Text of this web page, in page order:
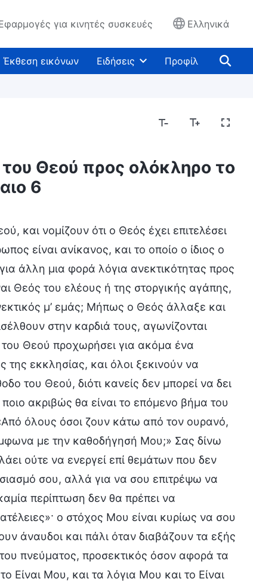
για κινητές συσκευές Ελληνικά
Έκθεση εικόνων Ειδήσεις Προφίλ
Θεού προς ολόκληρο το
6
και νομίζουν ότι ο Θεός έχει επιτελέσει
είναι ανίκανος, και το οποίο ο ίδιος ο
άλλη μια φορά λόγια ανεκτικότητας προς
Θεός του ελέους ή της στοργικής αγάπης,
μ’ εμάς; Μήπως ο Θεός άλλαξε και
στην καρδιά τους, αγωνίζονται
του Θεού προχωρήσει για ακόμα ένα
της εκκλησίας, και όλοι ξεκινούν να
του Θεού, διότι κανείς δεν μπορεί να δει
ακριβώς θα είναι το επόμενο βήμα του
όλους όσοι ζουν κάτω από τον ουρανό,
με την καθοδήγησή Μου;» Σας δίνω
ούτε να ενεργεί επί θεμάτων που δεν
σου, αλλά για να σου επιτρέψω να
περίπτωση δεν θα πρέπει να
ο στόχος Μου είναι κυρίως να σου
άναυδοι και πάλι όταν διαβάζουν τα εξής
πνεύματος, προσεκτικός όσον αφορά τα
Είναι Μου, και τα λόγια Μου και το Είναι